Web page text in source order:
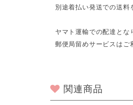
別途着払い発送での送料
ヤマト運輸での配達とな
郵便局留めサービスはご
関連商品